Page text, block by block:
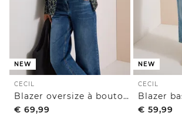
NEW
CECIL
Blazer oversize à boutons
€ 69,99
NEW
CECIL
€ 59,99